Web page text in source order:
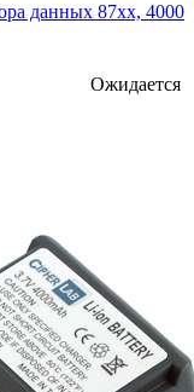
данных 87xx, 4000
Ожидается